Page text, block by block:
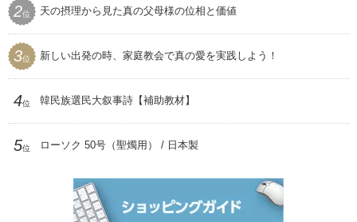
プレゼント用品
聖和
2位 天の摂理から見た真の父母様の位相と価値
3位 新しい出発の時、家庭教会で真の愛を実践しよう！
4位 韓民族選民大叙事詩【補助教材】
5位 ローソク 50号（聖燭用） / 日本製